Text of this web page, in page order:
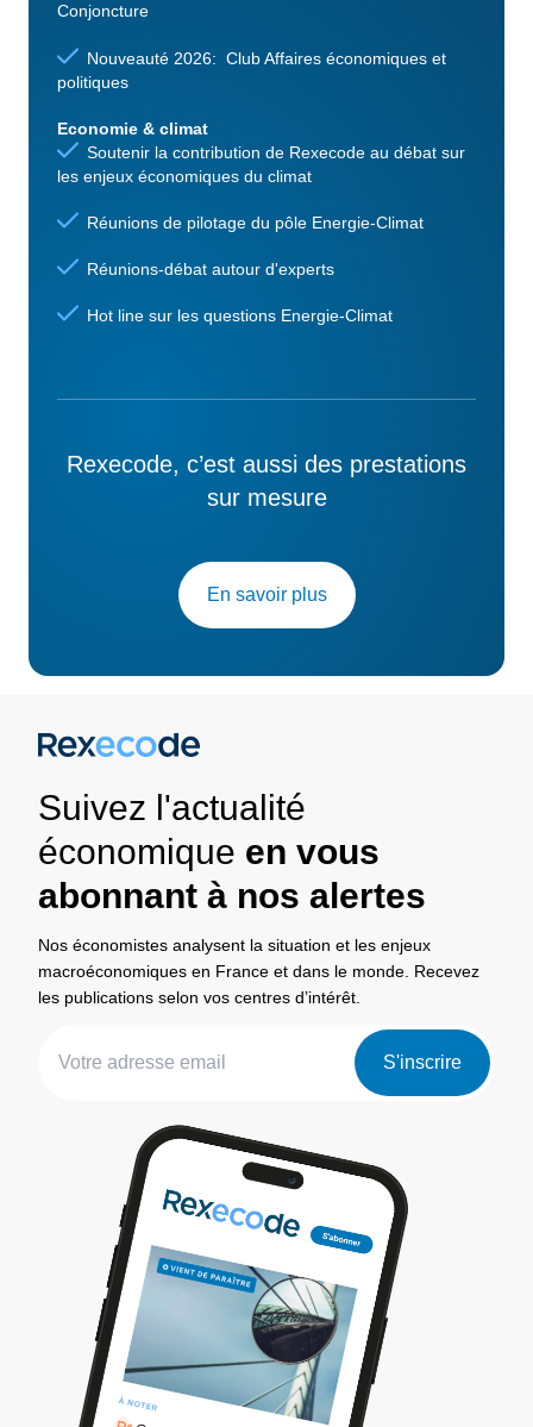
Conjoncture
Nouveauté 2026: Club Affaires économiques et
politiques
Economie & climat
Soutenir la contribution de Rexecode au débat sur
les enjeux économiques du climat
Réunions de pilotage du pôle Energie-Climat
Réunions-débat autour d'experts
Hot line sur les questions Energie-Climat
Rexecode, c’est aussi des prestations
sur mesure
En savoir plus
Suivez l'actualité
économique en vous
abonnant à nos alertes
Nos économistes analysent la situation et les enjeux
macroéconomiques en France et dans le monde. Recevez
les publications selon vos centres d’intérêt.
S'inscrire